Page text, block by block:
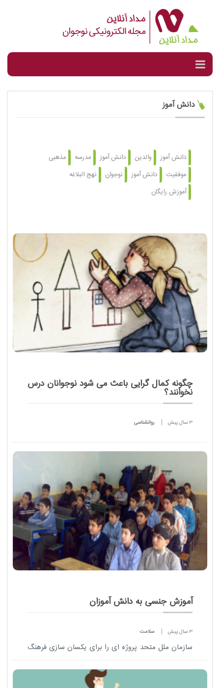
دانش آموز
دانش آموز والدین دانش آموز مدرسه
مذهبی
موفقیت
دانش آموز نوجوان
نهج البلاغه
آموزش رایگان
چگونه کمال گرایی باعث می شود نوجوانان درس
نخوانند؟
3 سال پیش روانشناسی
آموزان درسشونو بخونن صحبت کنیم
آموزش جنسی به دانش آموزان
3 سال پیش سلامت
سازمان ملل متحد پروژه ای را برای یکسان سازی فرهنگ
این پروژه با نام سند 2030 است و همچنین با حضور 130
کشور از جمله ایران این سند را تصوی...